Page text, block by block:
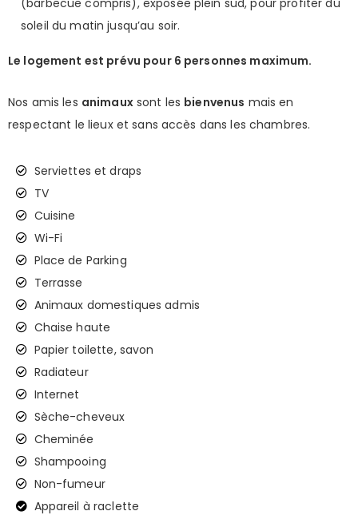
soleil du matin jusqu’au soir.
Le logement est prévu pour 6 personnes maximum.
Nos amis les animauxsont les bienvenus mais en
respectant le lieux et sans accès dans les chambres.
Serviettes et draps
TV
Cuisine
Wi-Fi
Place de Parking
Terrasse
Animaux domestiques admis
Chaise haute
Papier toilette, savon
Radiateur
Internet
Sèche-cheveux
Cheminée
Shampooing
Non-fumeur
Appareil à raclette